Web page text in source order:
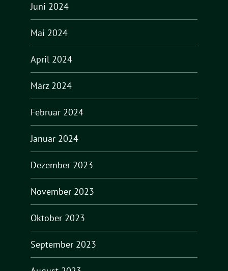
Juni 2024
Mai 2024
April 2024
März 2024
Februar 2024
Januar 2024
Dezember 2023
November 2023
Oktober 2023
September 2023